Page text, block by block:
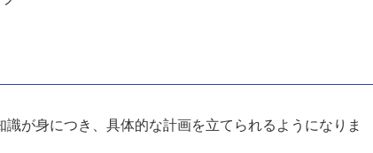
が身につき、具体的な計画を立てられるようになりま